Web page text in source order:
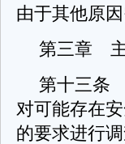
由于其他原因
第三章
第十三条
对可能存在
的要求进行